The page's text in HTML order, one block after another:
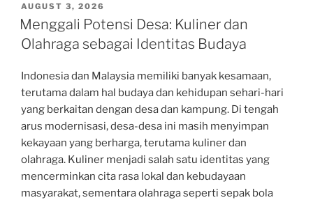
POSTED
ON
AUGUST 3, 2026
Menggali Potensi Desa: Kuliner dan
Olahraga sebagai Identitas Budaya
Indonesia dan Malaysia memiliki banyak kesamaan,
terutama dalam hal budaya dan kehidupan sehari-hari
yang berkaitan dengan desa dan kampung. Di tengah
arus modernisasi, desa-desa ini masih menyimpan
kekayaan yang berharga, terutama kuliner dan
olahraga. Kuliner menjadi salah satu identitas yang
mencerminkan cita rasa lokal dan kebudayaan
masyarakat, sementara olahraga seperti sepak bola